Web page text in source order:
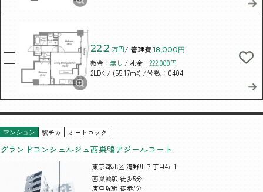
22.2 万円/ 管理費 18,000円
敷金： 無し / 礼金：222,000円
2LDK / (55.17m²) /号数：0404
マンション 駅チカ オートロック
グランドコンシェルジュ西巣鴨アジールコート
東京都北区 滝野川７丁目47-1
西巣鴨駅 徒歩5分
庚申塚駅 徒歩7分